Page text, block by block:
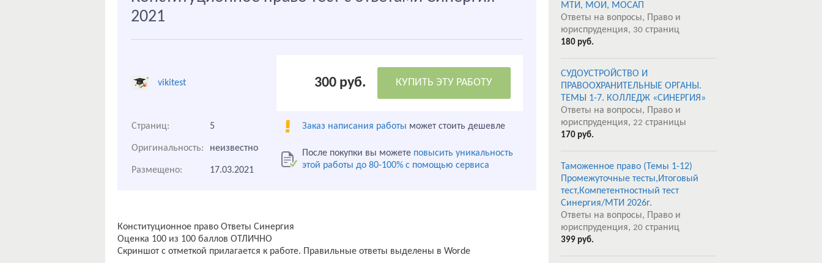
2021
vikitest 300 руб. КУПИТЬ ЭТУ РАБОТУ
Страниц: 5 Заказ написания работы может стоить дешевле
Оригинальность: неизвестно После покупки вы можете повысить уникальность
этой работы до 80-100% с помощью сервиса
Размещено: 17.03.2021
Конституционное право Ответы Синергия
Оценка 100 из 100 баллов ОТЛИЧНО
Скриншот с отметкой прилагается к работе. Правильные ответы выделены в Worde
МТИ, МОИ, МОСАП
Ответы на вопросы, Право и
юриспруденция, 30 страниц
180 руб.
СУДОУСТРОЙСТВО И
ПРАВООХРАНИТЕЛЬНЫЕ ОРГАНЫ.
ТЕМЫ 1-7. КОЛЛЕДЖ «СИНЕРГИЯ»
Ответы на вопросы, Право и
юриспруденция, 22 страницы
170 руб.
Таможенное право (Темы 1-12)
Промежуточные тесты,Итоговый
тест,Компетентностный тест
Синергия/МТИ 2026г.
Ответы на вопросы, Право и
юриспруденция, 20 страниц
399 руб.